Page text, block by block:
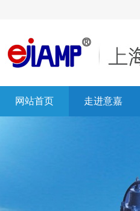
网站首页 走进意嘉